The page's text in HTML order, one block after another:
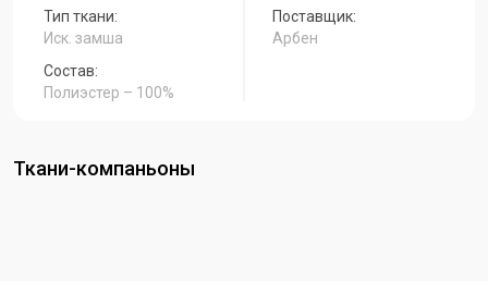
Тип ткани:
Иск. замша
Поставщик:
Арбен
Состав:
Полиэстер – 100%
Ткани-компаньоны